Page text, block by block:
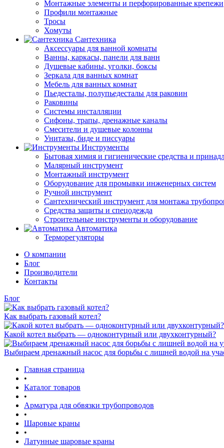
Монтажные элементы и перфорированные крепежи
Профили монтажные
Тросы
Хомуты
Сантехника
Аксессуары для ванной комнаты
Ванны, каркасы, панели для ванн
Душевые кабины, уголки, боксы
Зеркала для ванных комнат
Мебель для ванных комнат
Пьедесталы, полупьедесталы для раковин
Раковины
Системы инсталляции
Сифоны, трапы, дренажные каналы
Смесители и душевые колонны
Унитазы, биде и писсуары
Инструменты
Бытовая химия и гигиенические средства и
Малярный инструмент
Монтажный инструмент
Оборудование для промывки инженерных систем
Ручной инструмент
Сантехнический инструмент для монтажа
Средства защиты и спецодежда
Строительные инструменты и оборудование
Автоматика
Терморегуляторы
О компании
Блог
Производители
Контакты
Блог
Как выбрать газовый котел?
Какой котел выбрать — одноконтурный или двухконтурный?
Выбираем дренажный насос для борьбы с лишней водой на
Главная страница
•
Каталог товаров
•
Арматура для обвязки трубопроводов
•
Шаровые краны
•
Латунные шаровые краны